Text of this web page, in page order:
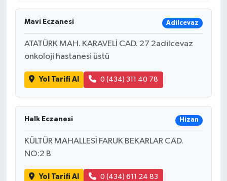
Mavi Eczanesi Adilcevaz
ATATÜRK MAH. KARAVELİ CAD. 27 2adilcevaz
onkoloji hastanesi üstü
Yol Tarifi Al 0 (434) 311 40 78
Halk Eczanesi Hizan
KÜLTÜR MAHALLESİ FARUK BEKARLAR CAD.
NO:2 B
Yol Tarifi Al 0 (434) 611 24 83